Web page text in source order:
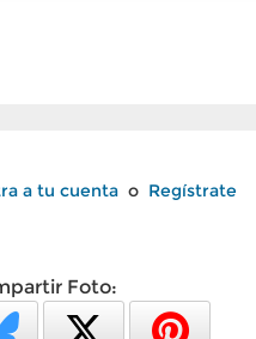
a tu cuenta o Regístrate
Foto: